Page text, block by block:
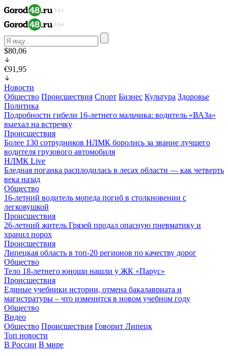
$80,06
€91,95
Новости
Общество Происшествия Спорт Бизнес Культура Здоровье
Политика
Подробности гибели 16-летнего мальчика: водитель «ВАЗа»
выехал на встречку
Происшествия
Более 130 сотрудников НЛМК боролись за звание лучшего
водителя грузового автомобиля
НЛМК Live
Бледная поганка расплодилась в лесах области — как четверть
века назад
Общество
16-летний водитель мопеда погиб в столкновении с
легковушкой
Происшествия
26-летний житель Грязей продал опасную пневматику и
хранил порох
Происшествия
Липецкая область в топ-20 регионов по качеству дорог
Общество
Тело 18-летнего юноши нашли у ЖК «Парус»
Происшествия
Единые учебники истории, отмена бакалавриата и
магистратуры – что изменится в новом учебном году
Общество
Видео
Общество Происшествия Говорит Липецк
Топ новости
В России В мире